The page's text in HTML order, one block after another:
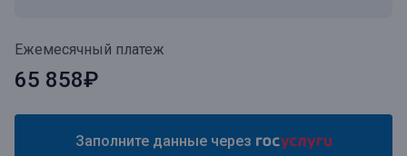
Ежемесячный платеж
65 858₽
Заполните данные через